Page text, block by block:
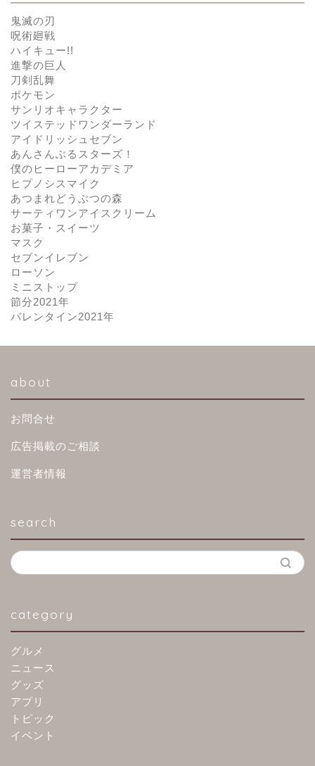
鬼滅の刃
呪術廻戦
ハイキュー!!
進撃の巨人
刀剣乱舞
ポケモン
サンリオキャラクター
ツイステッドワンダーランド
アイドリッシュセブン
あんさんぶるスターズ！
僕のヒーローアカデミア
ヒプノシスマイク
あつまれどうぶつの森
サーティワンアイスクリーム
お菓子・スイーツ
マスク
セブンイレブン
ローソン
ミニストップ
節分2021年
バレンタイン2021年
about
お問合せ
広告掲載のご相談
運営者情報
search
category
グルメ
ニュース
グッズ
アプリ
トピック
イベント